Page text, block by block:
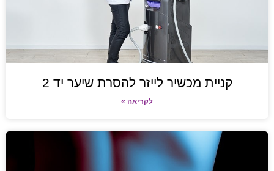
קניית מכשיר לייזר להסרת שיער יד 2
לקריאה »